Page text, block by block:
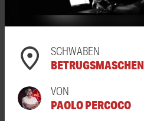
SCHWABEN
BETRUGSMASCHEN
VON
PAOLO PERCOCO